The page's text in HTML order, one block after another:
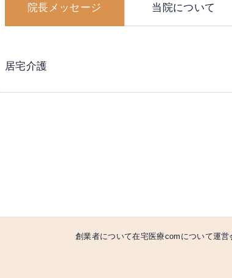
院長メッセージ 当院について
居宅介護
創業者について在宅医療comについて運営